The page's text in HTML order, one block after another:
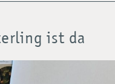
ist da